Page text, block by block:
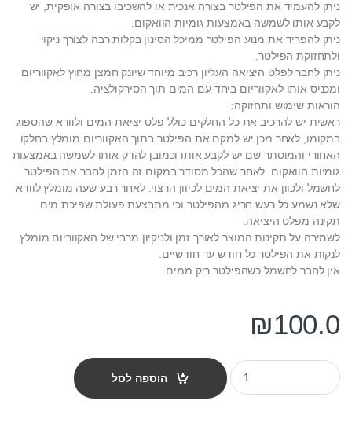
ניתן להעמיד את הפילטר בצורה אנכית או להשכיבו בצורה אופקית, יש
לקבע אותו לשמשה באמצעות גומיות הוואקום.
ניתן להפריד את מנוע הפילטר ממיכל הסינון בקלות רבה לצורך ניקוי
ולתחזוקת הפילטר.
ניתן לחבר לפלט היציאה העליון רכיב מיוחד שיונק חמצן מחוץ לאקווריום
ומכניס אותו לאקווריום ביחד עם המים תוך הסירקולציה.
הוראות שימוש ותחזוקה:
ראשית יש להרכיב את כל החלקים כולל פלט יציאת המים ולוודא שהספוג
במקומו, לאחר מכן יש למקם את הפילטר בתוך האקווריום מומלץ בחלקו
האחורי והמוסתר שם יש לקבע אותו וכמובן להדק אותו לשמשה באמצעות
גומיות הוואקום. לאחר שהכל מסודר במקום זה הזמן לחבר את הפילטר
לחשמל ולכוון את יציאת המים לכיוון הרצוי. לאחר רבע שעה מומלץ לוודא
שלא נשמע כל רעש חריג מהפילטר וכי מתבצעת פעולת שפיכת מים
תקינה מפלט היציאה.
לשמירה על תקינות המוצר לאורך זמן ולניקיון מרבי של האקווריום מומלץ
לנקות את הפילטר כל חודש עד חודשיים.
אין לחבר לחשמל כשהפילטר ריק ממים.
₪100.0
פילטר פנימי לאקווריום aqua one maxi דגם 103f quantity
הוספה לסל